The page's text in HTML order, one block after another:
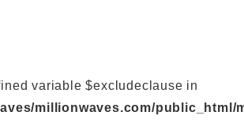
variable $excludeclause in
millionwaves.com/public_html/